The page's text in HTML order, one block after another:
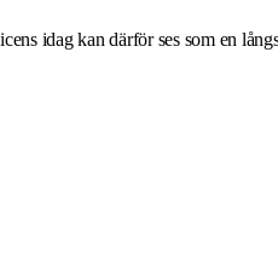
idag kan därför ses som en